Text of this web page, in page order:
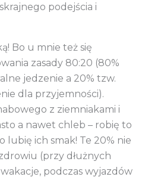
podejścia i
Bo u mnie też się
zasady 80:20 (80%
jedzenie a 20% tzw.
dla przyjemności).
z ziemniakami i
a nawet chleb – robię to
lubię ich smak! Te 20% nie
(przy dłużnych
podczas wyjazdów